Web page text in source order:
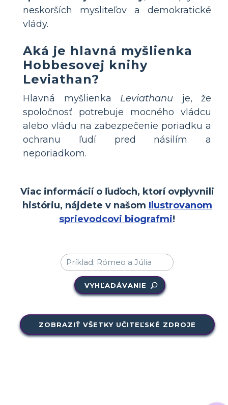
neskorších mysliteľov a demokratické
vlády.
Aká je hlavná myšlienka
Hobbesovej knihy
Leviathan?
Hlavná myšlienka Leviathanu je, že
spoločnosť potrebuje mocného vládcu
alebo vládu na zabezpečenie poriadku a
ochranu ľudí pred násilím a
neporiadkom.
Viac informácií o ľuďoch, ktorí ovplyvnili
históriu, nájdete v našom Ilustrovanom
sprievodcovi biografmi!
VYHĽADÁVANIE
ZOBRAZIŤ VŠETKY UČITEĽSKÉ ZDROJE